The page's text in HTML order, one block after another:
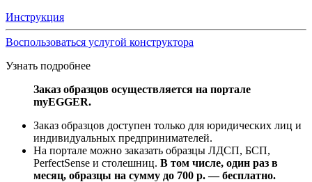
Инструкция
Воспользоваться услугой конструктора
Узнать подробнее
Заказ образцов осуществляется на портале
myEGGER.
Заказ образцов доступен только для юридических лиц и
индивидуальных предпринимателей.
На портале можно заказать образцы ЛДСП, БСП,
PerfectSense и столешниц. В том числе, один раз в
месяц, образцы на сумму до 700 р. — бесплатно.